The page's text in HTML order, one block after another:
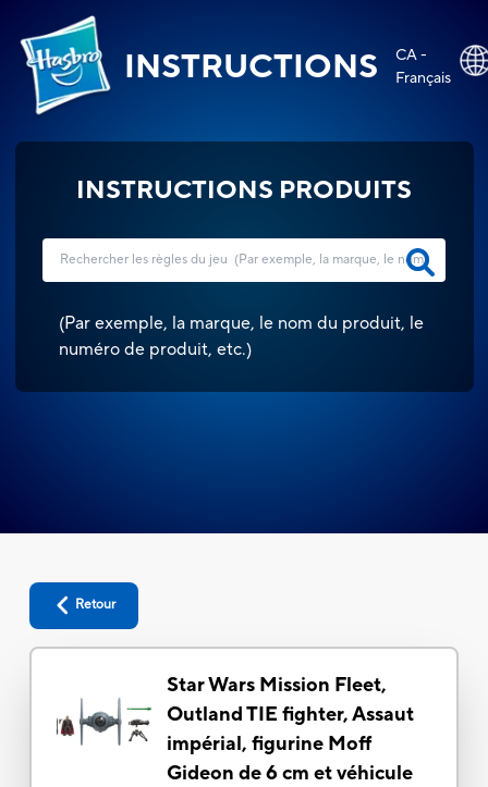
INSTRUCTIONS
CA -
Français
INSTRUCTIONS PRODUITS
(Par exemple, la marque, le nom du produit, le
numéro de produit, etc.)
Retour
Star Wars Mission Fleet,
Outland TIE fighter, Assaut
impérial, figurine Moff
Gideon de 6 cm et véhicule